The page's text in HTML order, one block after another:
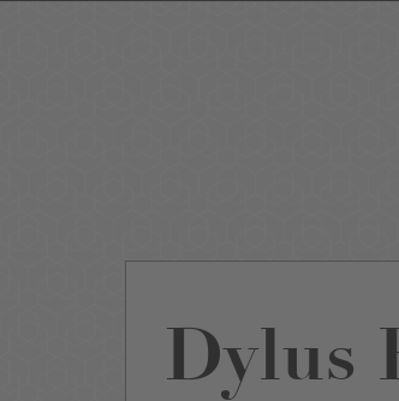
Dylus